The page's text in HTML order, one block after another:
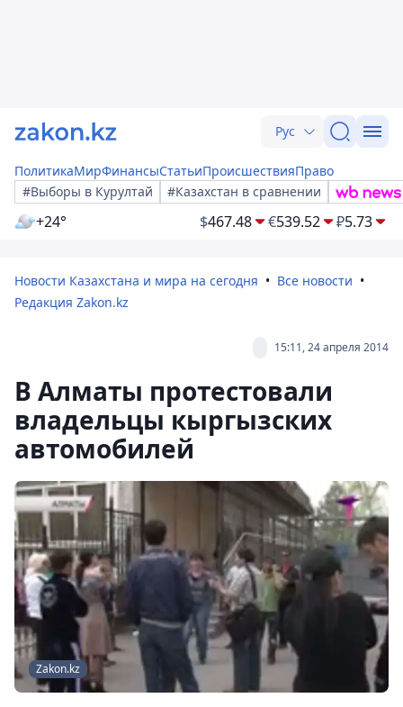
Рус
ПолитикаМирФинансыСтатьиПроисшествияПраво
#Выборы в Курултай
#Казахстан в сравнении
+24° $467.48 €539.52 ₽5.73
Новости Казахстана и мира на сегодня
Все новости
Редакция Zakon.kz
15:11, 24 апреля 2014
В Алматы протестовали
владельцы кыргызских
автомобилей
Zakon.kz